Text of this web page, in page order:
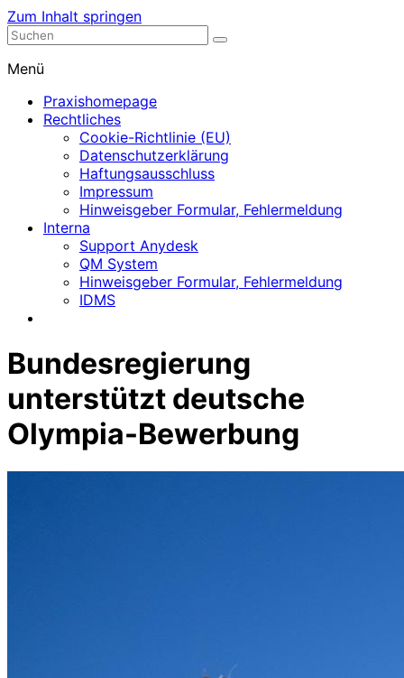
Zum Inhalt springen
Nephrologische Praxis mit Dialyse
Menü
Praxishomepage
Rechtliches
Cookie-Richtlinie (EU)
Datenschutzerklärung
Haftungsausschluss
Impressum
Hinweisgeber Formular, Fehlermeldung
Interna
Support Anydesk
QM System
Hinweisgeber Formular, Fehlermeldung
IDMS
Bundesregierung
unterstützt deutsche
Olympia-Bewerbung